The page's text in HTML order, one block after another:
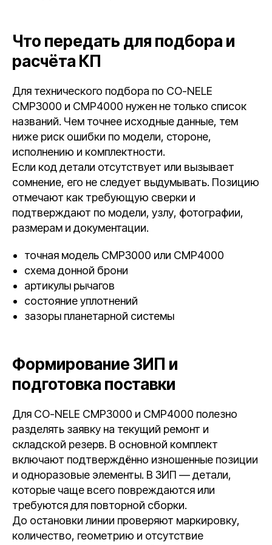
Что передать для подбора и
расчёта КП
Для технического подбора по CO-NELE
CMP3000 и CMP4000 нужен не только список
названий. Чем точнее исходные данные, тем
ниже риск ошибки по модели, стороне,
исполнению и комплектности.
Если код детали отсутствует или вызывает
сомнение, его не следует выдумывать. Позицию
отмечают как требующую сверки и
подтверждают по модели, узлу, фотографии,
размерам и документации.
точная модель CMP3000 или CMP4000
схема донной брони
артикулы рычагов
состояние уплотнений
зазоры планетарной системы
Формирование ЗИП и
подготовка поставки
Для CO-NELE CMP3000 и CMP4000 полезно
разделять заявку на текущий ремонт и
складской резерв. В основной комплект
включают подтверждённо изношенные позиции
и одноразовые элементы. В ЗИП — детали,
которые чаще всего повреждаются или
требуются для повторной сборки.
До остановки линии проверяют маркировку,
количество, геометрию и отсутствие